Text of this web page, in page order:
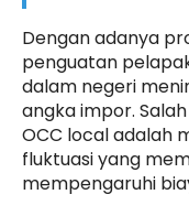
Dengan adanya
penguatan
dalam negeri
angka impor.
OCC local adalah
fluktuasi yang
mempengaruhi